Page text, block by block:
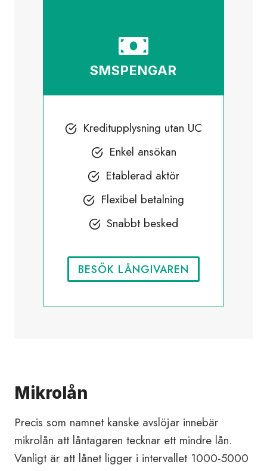
SMSPENGAR
Kreditupplysning utan UC
Enkel ansökan
Etablerad aktör
Flexibel betalning
Snabbt besked
BESÖK LÅNGIVAREN
Mikrolån
Precis som namnet kanske avslöjar innebär
mikrolån att låntagaren tecknar ett mindre lån.
Vanligt är att lånet ligger i intervallet 1000-5000